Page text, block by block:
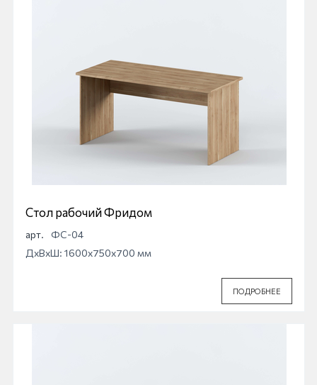
Стол рабочий Фридом
арт.
ФС-04
ДхВхШ: 1600x750x700 мм
ПОДРОБНЕЕ